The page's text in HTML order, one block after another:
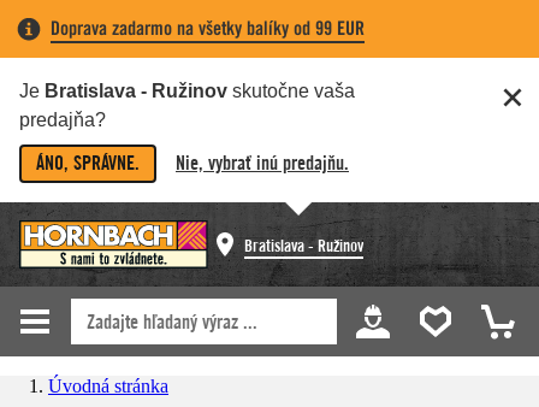
Doprava zadarmo na všetky balíky od 99 EUR
Je Bratislava - Ružinov skutočne vaša
predajňa?
ÁNO, SPRÁVNE. Nie, vybrať inú predajňu.
Bratislava - Ružinov
Úvodná stránka